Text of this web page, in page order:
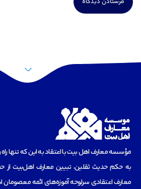
مؤسسه‌ معارف اهل بیت با اعتقاد به این که تنها
به حکم حدیث ثقلین، تبیین معارف اهل‌بیت از